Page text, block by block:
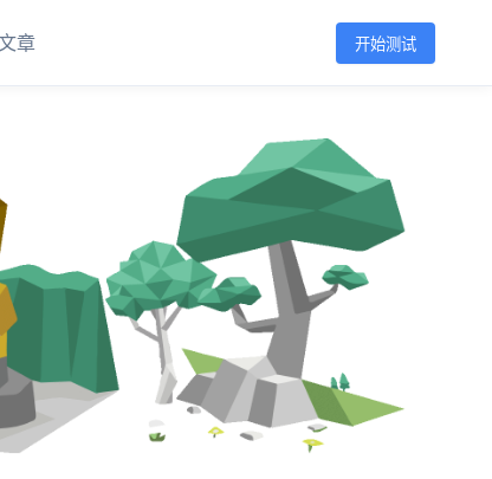
章 开始测试